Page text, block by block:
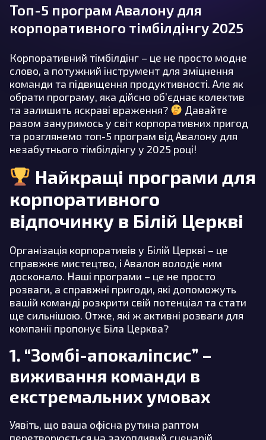
Топ-5 програм Авалону для
корпоративного тімбілдінгу 2025
Корпоративний тімбілдінг – це не просто модне
слово, а потужний інструмент для зміцнення
команди та підвищення продуктивності. Але як
обрати програму, яка дійсно об’єднає колектив
та залишить яскраві враження?
Давайте
разом зануримось у світ корпоративних пригод
та розглянемо топ-5 програм від Авалону для
незабутнього тімбілдінгу у 2025 році!
Найкращі програми для
корпоративного
відпочинку в Білій Церкві
Організація корпоративів у Білій Церкві – це
справжнє мистецтво, і Авалон володіє ним
досконало. Наші програми – це не просто
розваги, а справжні пригоди, які допоможуть
вашій команді розкрити свій потенціал та стати
ще сильнішою. Отже, які ж активні розваги для
компанії пропонує Біла Церква?
1. “Зомбі-апокаліпсис” –
виживання команди в
екстремальних умовах
Уявіть, що ваша офісна рутина раптом